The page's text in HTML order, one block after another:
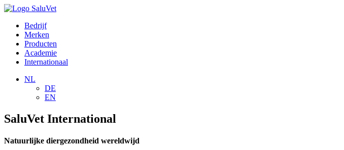
Bedrijf
Merken
Producten
Academie
Internationaal
NL
DE
EN
SaluVet International
Natuurlijke diergezondheid wereldwijd